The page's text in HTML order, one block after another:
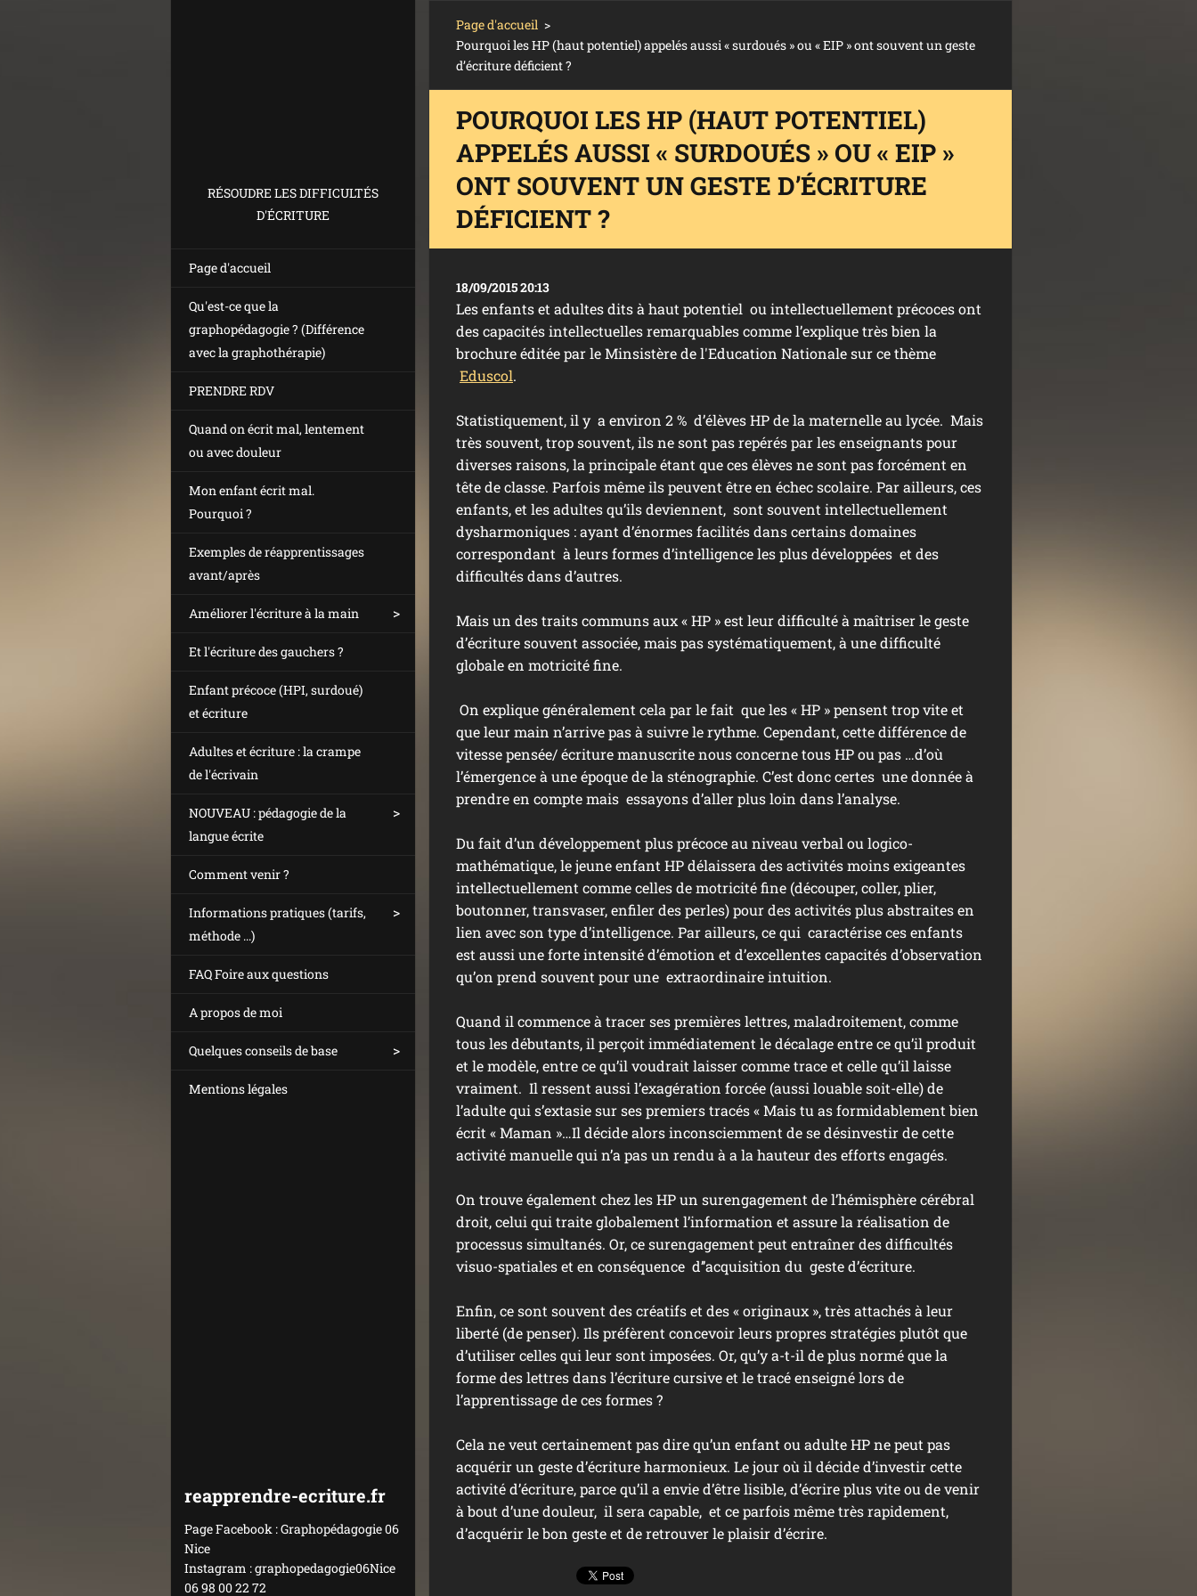
RÉSOUDRE LES DIFFICULTÉS
D'ÉCRITURE
Page d'accueil
Qu'est-ce que la
graphopédagogie ? (Différence
avec la graphothérapie)
PRENDRE RDV
Quand on écrit mal, lentement
ou avec douleur
Mon enfant écrit mal.
Pourquoi ?
Exemples de réapprentissages
avant/après
Améliorer l'écriture à la main
Et l'écriture des gauchers ?
Enfant précoce (HPI, surdoué)
et écriture
Adultes et écriture : la crampe
de l'écrivain
NOUVEAU : pédagogie de la
langue écrite
Comment venir ?
Informations pratiques (tarifs,
méthode ...)
FAQ Foire aux questions
A propos de moi
Quelques conseils de base
Mentions légales
reapprendre-ecriture.fr
Page Facebook : Graphopédagogie 06
Nice
Instagram : graphopedagogie06Nice
06 98 00 22 72
Page d'accueil >
Pourquoi les HP (haut potentiel) appelés aussi « surdoués » ou « EIP » ont souvent un geste
d’écriture déficient ?
POURQUOI LES HP (HAUT POTENTIEL)
APPELÉS AUSSI « SURDOUÉS » OU « EIP »
ONT SOUVENT UN GESTE D’ÉCRITURE
DÉFICIENT ?
18/09/2015 20:13
Les enfants et adultes dits à haut potentiel ou intellectuellement précoces ont
des capacités intellectuelles remarquables comme l’explique très bien la
brochure éditée par le Minsistère de l'Education Nationale sur ce thème
Eduscol.
Statistiquement, il y a environ 2 % d’élèves HP de la maternelle au lycée. Mais
très souvent, trop souvent, ils ne sont pas repérés par les enseignants pour
diverses raisons, la principale étant que ces élèves ne sont pas forcément en
tête de classe. Parfois même ils peuvent être en échec scolaire. Par ailleurs, ces
enfants, et les adultes qu’ils deviennent, sont souvent intellectuellement
dysharmoniques : ayant d’énormes facilités dans certains domaines
correspondant à leurs formes d’intelligence les plus développées et des
difficultés dans d’autres.
Mais un des traits communs aux « HP » est leur difficulté à maîtriser le geste
d’écriture souvent associée, mais pas systématiquement, à une difficulté
globale en motricité fine.
On explique généralement cela par le fait que les « HP » pensent trop vite et
que leur main n’arrive pas à suivre le rythme. Cependant, cette différence de
vitesse pensée/ écriture manuscrite nous concerne tous HP ou pas …d’où
l’émergence à une époque de la sténographie. C’est donc certes une donnée à
prendre en compte mais essayons d’aller plus loin dans l’analyse.
Du fait d’un développement plus précoce au niveau verbal ou logico-
mathématique, le jeune enfant HP délaissera des activités moins exigeantes
intellectuellement comme celles de motricité fine (découper, coller, plier,
boutonner, transvaser, enfiler des perles) pour des activités plus abstraites en
lien avec son type d’intelligence. Par ailleurs, ce qui caractérise ces enfants
est aussi une forte intensité d’émotion et d’excellentes capacités d’observation
qu’on prend souvent pour une extraordinaire intuition.
Quand il commence à tracer ses premières lettres, maladroitement, comme
tous les débutants, il perçoit immédiatement le décalage entre ce qu’il produit
et le modèle, entre ce qu’il voudrait laisser comme trace et celle qu’il laisse
vraiment. Il ressent aussi l’exagération forcée (aussi louable soit-elle) de
l’adulte qui s’extasie sur ses premiers tracés « Mais tu as formidablement bien
écrit « Maman »…Il décide alors inconsciemment de se désinvestir de cette
activité manuelle qui n’a pas un rendu à a la hauteur des efforts engagés.
On trouve également chez les HP un surengagement de l’hémisphère cérébral
droit, celui qui traite globalement l’information et assure la réalisation de
processus simultanés. Or, ce surengagement peut entraîner des difficultés
visuo-spatiales et en conséquence d’’acquisition du geste d’écriture.
Enfin, ce sont souvent des créatifs et des « originaux », très attachés à leur
liberté (de penser). Ils préfèrent concevoir leurs propres stratégies plutôt que
d’utiliser celles qui leur sont imposées. Or, qu’y a-t-il de plus normé que la
forme des lettres dans l’écriture cursive et le tracé enseigné lors de
l’apprentissage de ces formes ?
Cela ne veut certainement pas dire qu’un enfant ou adulte HP ne peut pas
acquérir un geste d’écriture harmonieux. Le jour où il décide d’investir cette
activité d’écriture, parce qu’il a envie d’être lisible, d’écrire plus vite ou de venir
à bout d’une douleur, il sera capable, et ce parfois même très rapidement,
d’acquérir le bon geste et de retrouver le plaisir d’écrire.